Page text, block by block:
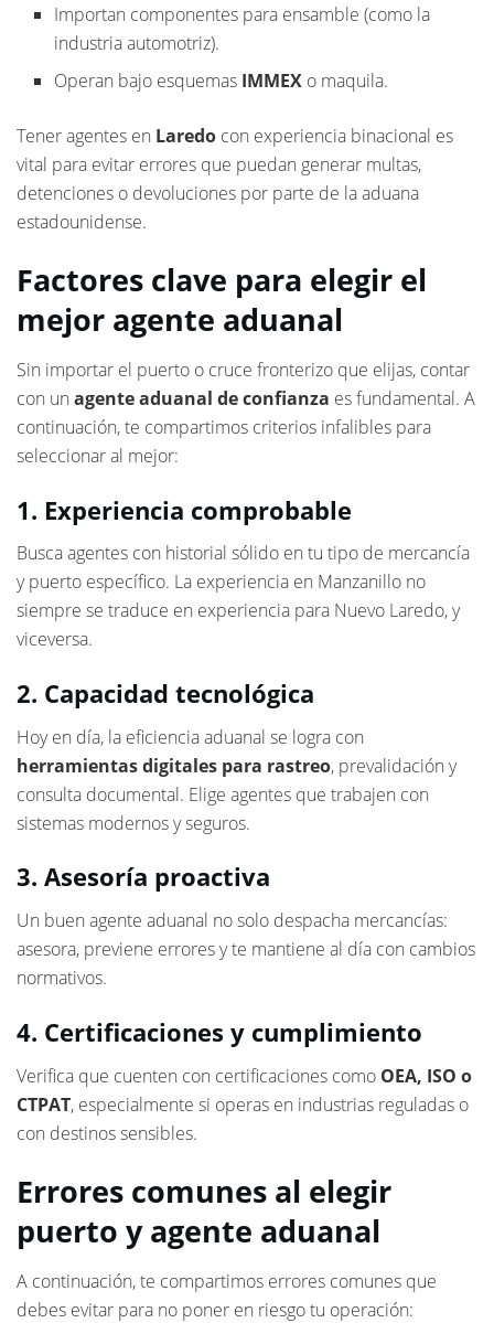
Importan componentes para ensamble (como la
industria automotriz).
Operan bajo esquemas IMMEX o maquila.
Tener agentes en Laredo con experiencia binacional es
vital para evitar errores que puedan generar multas,
detenciones o devoluciones por parte de la aduana
estadounidense.
Factores clave para elegir el
mejor agente aduanal
Sin importar el puerto o cruce fronterizo que elijas, contar
con un agente aduanal de confianza es fundamental. A
continuación, te compartimos criterios infalibles para
seleccionar al mejor:
1. Experiencia comprobable
Busca agentes con historial sólido en tu tipo de mercancía
y puerto específico. La experiencia en Manzanillo no
siempre se traduce en experiencia para Nuevo Laredo, y
viceversa.
2. Capacidad tecnológica
Hoy en día, la eficiencia aduanal se logra con
herramientas digitales para rastreo, prevalidación y
consulta documental. Elige agentes que trabajen con
sistemas modernos y seguros.
3. Asesoría proactiva
Un buen agente aduanal no solo despacha mercancías:
asesora, previene errores y te mantiene al día con cambios
normativos.
4. Certificaciones y cumplimiento
Verifica que cuenten con certificaciones como OEA, ISO o
CTPAT, especialmente si operas en industrias reguladas o
con destinos sensibles.
Errores comunes al elegir
puerto y agente aduanal
A continuación, te compartimos errores comunes que
debes evitar para no poner en riesgo tu operación: